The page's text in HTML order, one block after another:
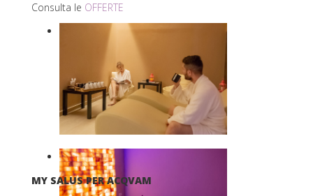
Consulta le OFFERTE
MY SALUS PER ACQVAM